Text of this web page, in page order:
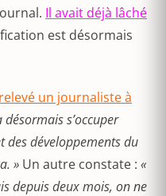
Il avait déjà lâché
est désormais
un journaliste à
s’occuper
des développements du
» Un autre constate : «
depuis deux mois, on ne